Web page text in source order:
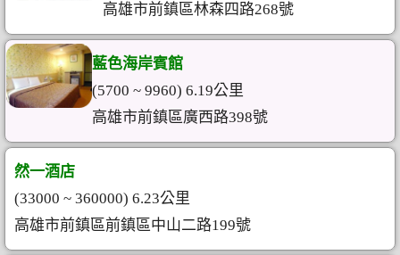
高雄市前鎮區林森四路268號
藍色海岸賓館
(5700 ~ 9960) 6.19公里
高雄市前鎮區廣西路398號
然一酒店
(33000 ~ 360000) 6.23公里
高雄市前鎮區前鎮區中山二路199號